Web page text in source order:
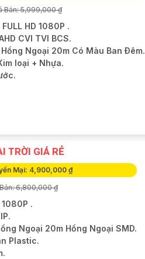
Bán: 5,999,000 ₫
FULL HD 1080P .
CVI TVI BCS.
Hồng Ngoại 20m Có Màu Ban Ðêm.
loại + Nhựa.
TRỜI GIÁ RẺ
Mại: 4,900,000 ₫
6,800,000 ₫
1080P .
IP.
Ngoại 20m Hồng Ngoại SMD.
Plastic.